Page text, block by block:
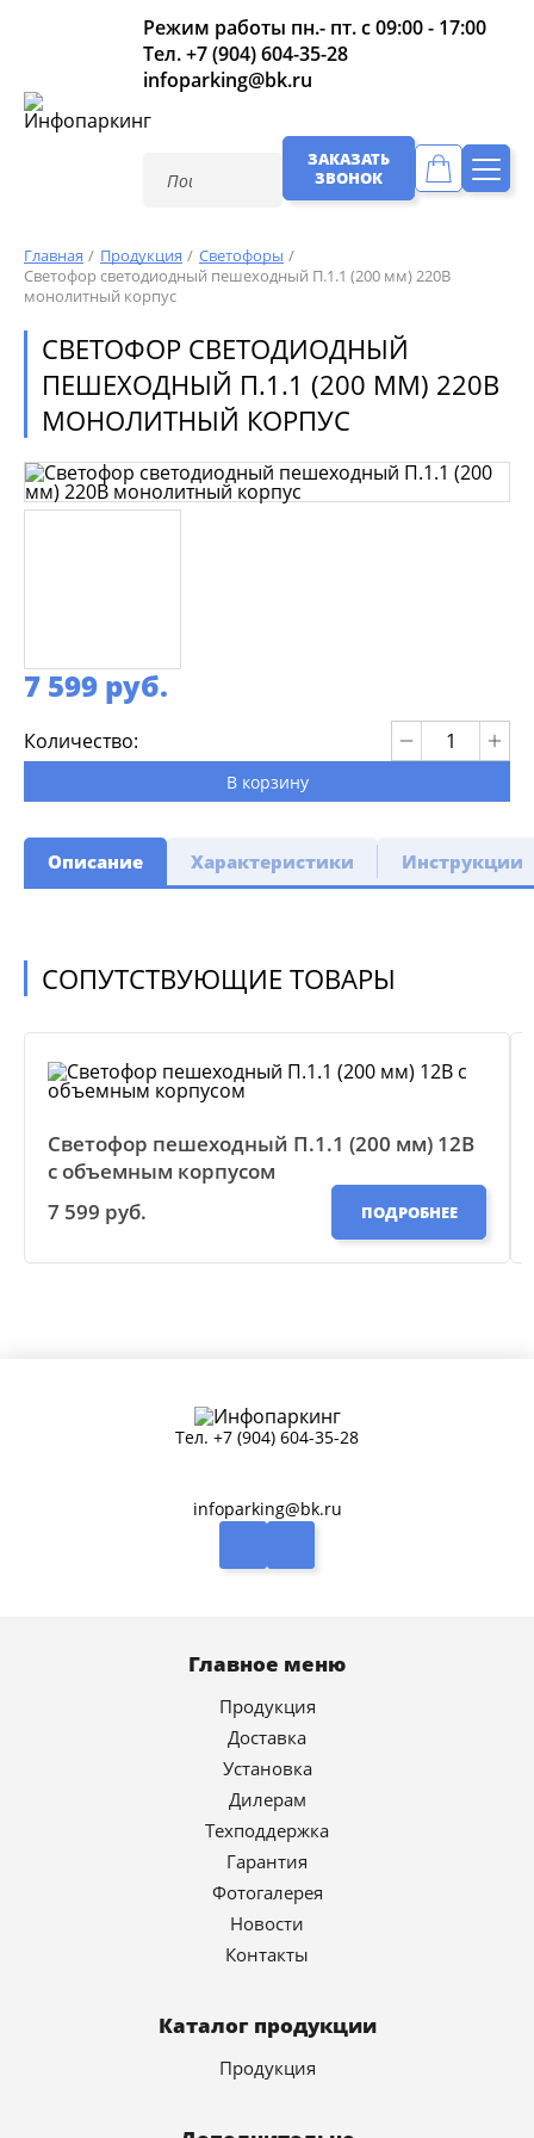
Режим работы пн.- пт. с 09:00 - 17:00
Тел.+7 (904) 604-35-28
infoparking@bk.ru
ЗАКАЗАТЬ
ЗВОНОК
Главная Продукция
Светофоры
Светофор светодиодный пешеходный П.1.1 (200 мм) 220В
монолитный корпус
СВЕТОФОР СВЕТОДИОДНЫЙ
ПЕШЕХОДНЫЙ П.1.1 (200 ММ) 220В
МОНОЛИТНЫЙ КОРПУС
7 599 руб.
Количество:
В корзину
Описание Характеристики Инструкции
СОПУТСТВУЮЩИЕ ТОВАРЫ
Светофор пешеходный П.1.1 (200 мм) 12В
с объемным корпусом
7 599 руб.
ПОДРОБНЕЕ
Тел. +7 (904) 604-35-28
infoparking@bk.ru
Главное меню
Продукция
Доставка
Установка
Дилерам
Техподдержка
Гарантия
Фотогалерея
Новости
Контакты
Каталог продукции
Продукция